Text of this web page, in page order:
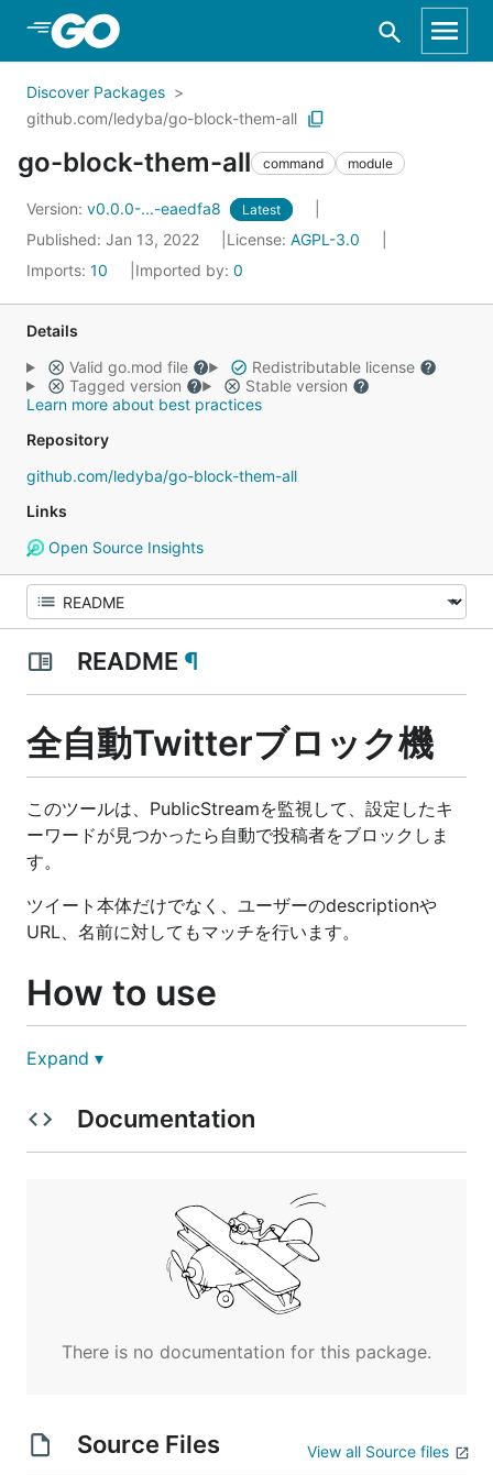
Skip to Main Content
Discover Packages
github.com/ledyba/go-block-them-all
go-block-them-all command module
Version: v0.0.0-...-eaedfa8 Latest
Published: Jan 13, 2022 License: AGPL-3.0
Imports: 10 Imported by: 0
Details
Valid go.mod file
Redistributable license
Tagged version
Stable version
Learn more about best practices
Repository
github.com/ledyba/go-block-them-all
Links
Open Source Insights
README ¶
全自動Twitterブロック機
このツールは、PublicStreamを監視して、設定したキ
ーワードが見つかったら自動で投稿者をブロックしま
す。
ツイート本体だけでなく、ユーザーのdescriptionや
URL、名前に対してもマッチを行います。
How to use
conf/cred.goを設定してください。
package conf
const ConsumerKey = ""
次に、NGワードを設定してください。
	"雑学",
Expand ▾
Documentation
There is no documentation for this package.
Source Files View all Source files